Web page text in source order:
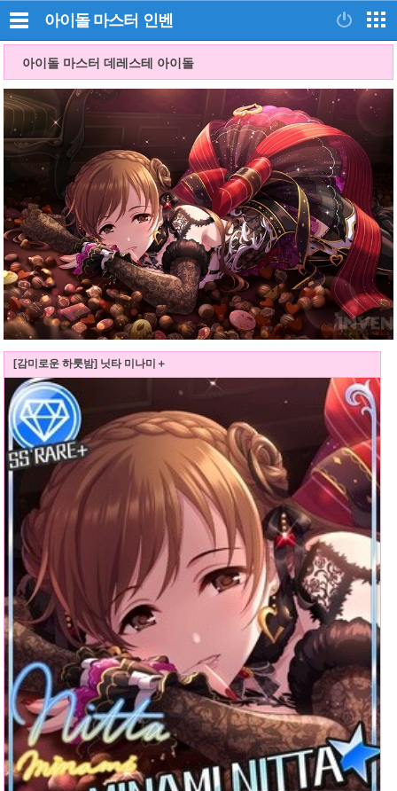
아이돌 마스터 인벤
아이돌 마스터 데레스테 아이돌
[감미로운 하룻밤] 닛타 미나미＋